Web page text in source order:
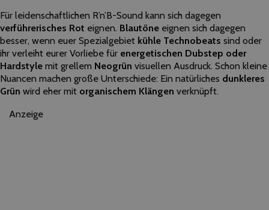
Für​ ​leidenschaftlichen R’n’B​-Sound​ ​kann​ ​sich​ ​dagegen​ ​
verführerisches​ ​Rot ​ ​eignen.​ ​Blautöne​ ​eignen​ ​sich​ ​dagegen​ ​
besser, wenn​ euer ​Spezialgebiet​ ​ kühle​ ​Technobeats ​ ​sind​ ​oder​
ihr ​verleiht​ eurer ​Vorliebe​ ​für​ ​ energetischen Dubstep​ ​oder​ ​
Hardstyle ​ ​mit​ ​grellem​ ​Neogrün​ ​visuellen​ ​Ausdruck.​ ​Schon​ ​kleine​
​Nuancen​ ​machen große​ ​Unterschiede:​ ​Ein​ ​natürliches​ ​ dunkleres​ ​
Grün​ ​wird​ ​eher​ ​mit​ ​ organischem​ ​Klängen ​ ​verknüpft.
Anzeige